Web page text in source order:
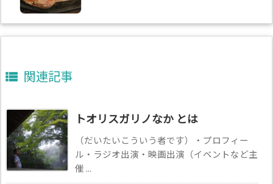
 関連記事
トオリスガリノなか とは
（だいたいこういう者です）・プロフィー
ル・ラジオ出演・映画出演（イベントなど主
催 ...